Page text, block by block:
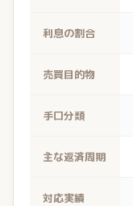
利息の割合
売買目的物
手口分類
主な返済周期
対応実績